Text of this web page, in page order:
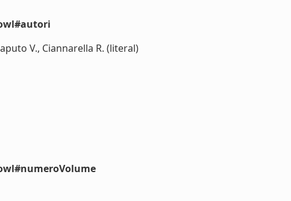
V., Ciannarella R. (literal)